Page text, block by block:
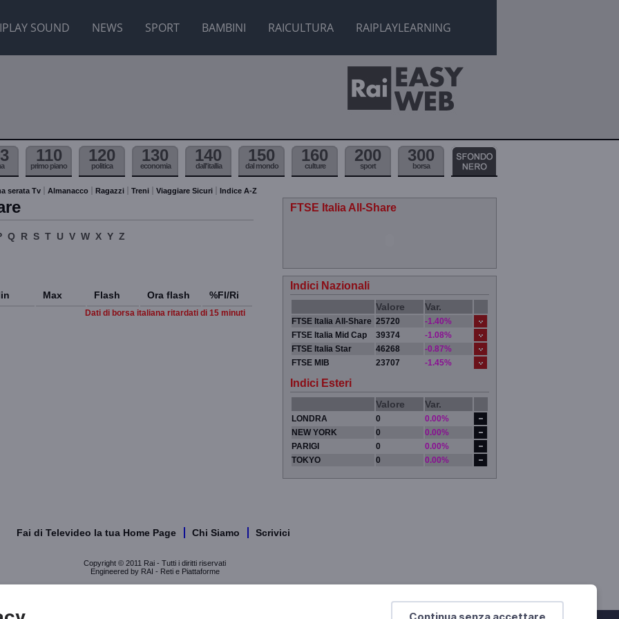
SOUND NEWS SPORT BAMBINI RAICULTURA RAIPLAYLEARNING
Continua senza accettare
110
primo piano
120
politica
130
economia
140
dall'itallia
150
dal mondo
160
culture
200
sport
300
borsa
serata Tv Almanacco Ragazzi Treni Viaggiare Sicuri Indice A-Z
Q R S T U V W X Y Z
Max Flash Ora flash %Fl/Ri
Dati di borsa italiana ritardati di 15 minuti
FTSE Italia All-Share
Indici Nazionali
Valore Var.
FTSE Italia All-Share 25720
-1.40%
FTSE Italia Mid Cap
39374
-1.08%
FTSE Italia Star
46268
-0.87%
FTSE MIB
23707 -1.45%
Indici Esteri
Valore Var.
LONDRA 0
0.00%
NEW YORK
0
0.00%
PARIGI
0
0.00%
TOKYO
0 0.00%
Fai di Televideo la tua Home Page Chi Siamo Scrivici
Copyright © 2011 Rai - Tutti i diritti riservati
Engineered by RAI - Reti e Piattaforme